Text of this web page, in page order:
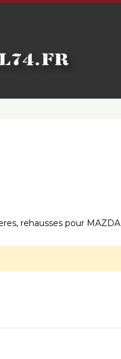
rehausses pour MAZDA